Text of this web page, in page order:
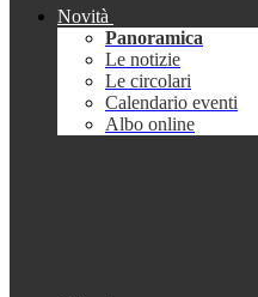
Novità
Panoramica
Le notizie
Le circolari
Calendario eventi
Albo online